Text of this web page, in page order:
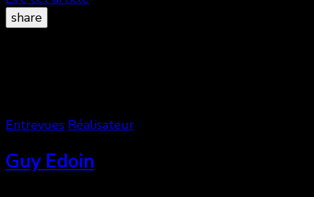
share
Entrevues Réalisateur
Guy Edoin